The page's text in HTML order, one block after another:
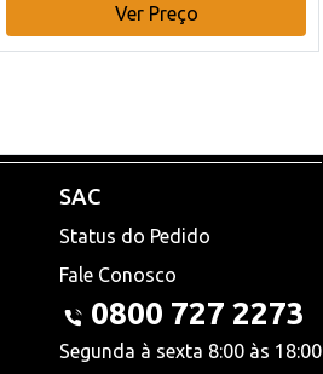
Ver Preço
SAC
Status do Pedido
Fale Conosco
0800 727 2273
Segunda à sexta 8:00 às 18:00